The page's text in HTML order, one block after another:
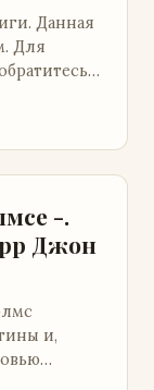
Данная
Для
к
-.
Джон
и,